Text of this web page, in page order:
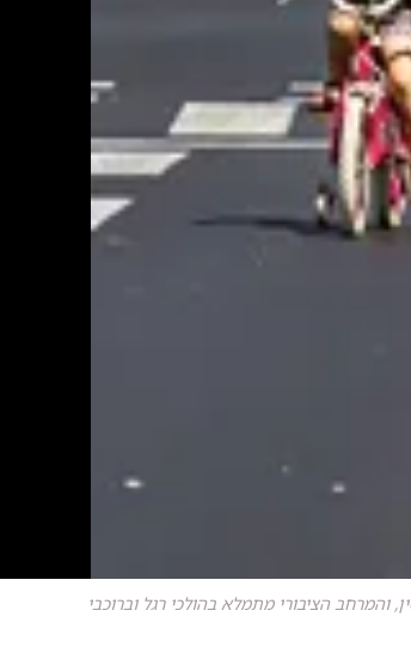
והמרחב הציבורי מתמלא בהולכי רגל וברוכבי